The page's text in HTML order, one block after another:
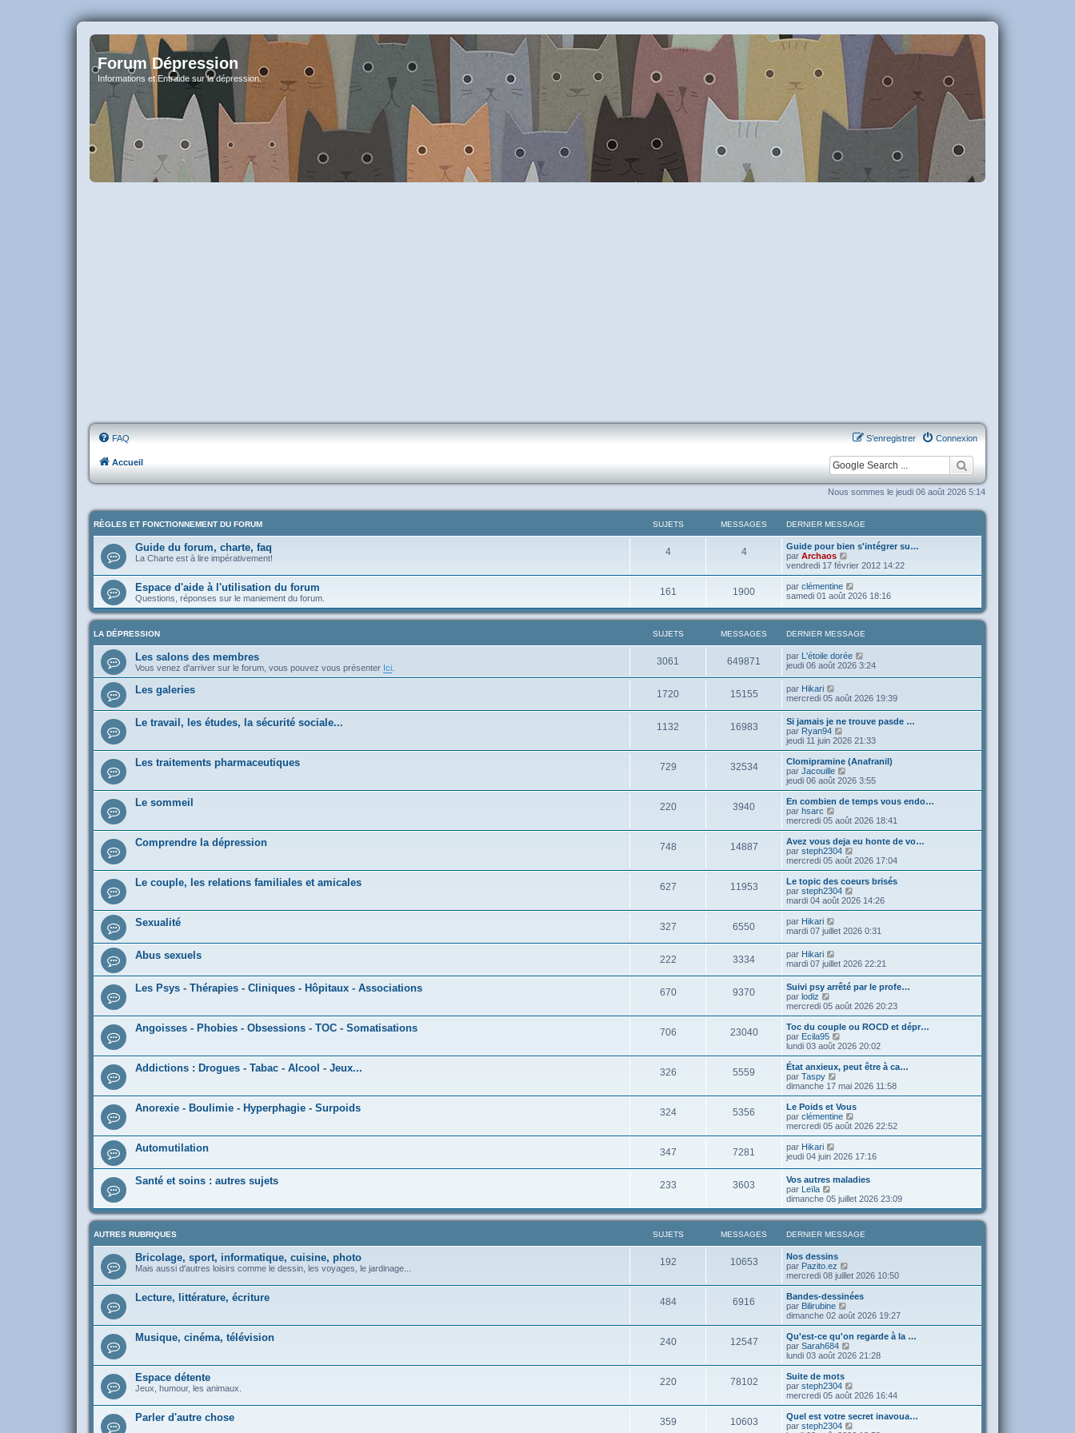
Forum Dépression
Informations et Entraide sur la dépression.
FAQ Connexion
S’enregistrer
Accueil
Nous sommes le jeudi 06 août 2026 5:14
RÈGLES ET FONCTIONNEMENT DU FORUM SUJETS MESSAGES DERNIER MESSAGE
Guide du forum, charte, faq
La Charte est à lire impérativement!
4 4
Guide pour bien s'intégrer su…
par Archaos
o
i
r
l
d
e
r
e
r
m
s
s
a
g
e
vendredi 17 février 2012 14:22
Espace d'aide à l'utilisation du forum
Questions, réponses sur le maniement du forum.
161 1900 par clémentine
o
r
l
e
e
r
n
i
r
m
e
s
a
g
e
samedi 01 août 2026 18:16
LA DÉPRESSION SUJETS MESSAGES DERNIER MESSAGE
Les salons des membres
Vous venez d'arriver sur le forum, vous pouvez vous présenter Ici
3061 649871 par L'étoile dorée
o
l
e
d
e
n
i
e
m
e
s
s
a
e
jeudi 06 août 2026 3:24
Les galeries 1720 15155 par Hikari
o
l
e
d
e
r
n
e
r
e
s
s
a
g
e
mercredi 05 août 2026 19:39
Le travail, les études, la sécurité sociale... 1132 16983
Si jamais je ne trouve pasde …
par Ryan94
o
i
r
l
e
e
r
n
i
r
m
e
s
s
a
g
e
jeudi 11 juin 2026 21:33
Les traitements pharmaceutiques 729 32534
Clomipramine (Anafranil)
par Jacouille
o
i
r
e
r
n
i
r
m
e
s
a
g
jeudi 06 août 2026 3:55
Le sommeil 220 3940
En combien de temps vous endo…
par hsarc
o
i
r
l
e
r
n
i
m
e
s
g
e
mercredi 05 août 2026 18:41
Comprendre la dépression 748 14887
Avez vous deja eu honte de vo…
par steph2304
o
i
r
e
r
n
i
r
m
e
s
s
e
mercredi 05 août 2026 17:04
Le couple, les relations familiales et amicales 627 11953
Le topic des coeurs brisés
par steph2304
o
i
l
d
r
n
i
r
m
e
s
e
mardi 04 août 2026 14:26
Sexualité 327 6550 par Hikari
o
e
d
e
n
i
e
r
m
e
s
s
a
e
mardi 07 juillet 2026 0:31
Abus sexuels 222 3334 par Hikari
o
l
d
e
r
n
e
r
m
e
s
s
a
g
e
mardi 07 juillet 2026 22:21
Les Psys - Thérapies - Cliniques - Hôpitaux - Associations 670 9370
Suivi psy arrêté par le profe…
par lodiz
o
i
r
e
r
n
i
r
m
e
s
s
a
g
e
mercredi 05 août 2026 20:23
Angoisses - Phobies - Obsessions - TOC - Somatisations 706 23040
Toc du couple ou ROCD et dépr…
par Ecila95
o
i
r
e
e
r
n
i
m
e
s
a
g
e
lundi 03 août 2026 20:02
Addictions : Drogues - Tabac - Alcool - Jeux... 326 5559
État anxieux, peut être à ca…
par Taspy
o
i
r
l
e
r
n
i
e
m
e
s
a
g
e
dimanche 17 mai 2026 11:58
Anorexie - Boulimie - Hyperphagie - Surpoids 324 5356
Le Poids et Vous
par clémentine
o
i
l
e
n
i
e
r
m
e
a
g
e
mercredi 05 août 2026 22:52
Automutilation 347 7281 par Hikari
o
l
e
d
e
r
n
r
m
e
s
s
a
g
e
jeudi 04 juin 2026 17:16
Santé et soins : autres sujets 233 3603
Vos autres maladies
par Leïla
o
i
r
e
d
e
r
n
i
e
r
m
s
a
g
dimanche 05 juillet 2026 23:09
AUTRES RUBRIQUES SUJETS MESSAGES DERNIER MESSAGE
Bricolage, sport, informatique, cuisine, photo
Mais aussi d'autres loisirs comme le dessin, les voyages, le jardinage...
192 10653
Nos dessins
par Pazito.ez
o
i
r
e
r
n
i
m
e
s
s
a
mercredi 08 juillet 2026 10:50
Lecture, littérature, écriture 484 6916
Bandes-dessinées
par Bilirubine
o
i
r
l
e
r
n
i
r
m
dimanche 02 août 2026 19:27
Musique, cinéma, télévision 240 12547
Qu'est-ce qu'on regarde à la …
par Sarah684
o
i
l
e
r
n
lundi 03 août 2026 21:28
Espace détente
Jeux, humour, les animaux.
220 78102
Suite de mots
par steph2304
o
i
r
mercredi 05 août 2026 16:44
Parler d'autre chose 359 10603
Quel est votre secret inavoua…
par steph2304